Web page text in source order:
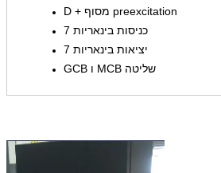
D + מסוף preexcitation
7 כניסות בינאריות
7 יציאות בינאריות
GCB ו MCB שליטה